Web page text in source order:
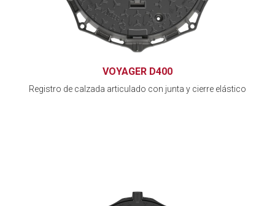
VOYAGER D400
Registro de calzada articulado con junta y cierre elástico